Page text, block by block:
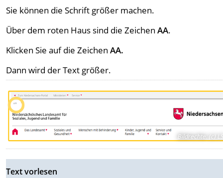
Sie können die Schrift größer machen.
Über dem roten Haus sind die ZeichenAA.
Klicken Sie auf die ZeichenAA.
Dann wird der Text größer.
Bildrechte: (c)
Text vorlesen